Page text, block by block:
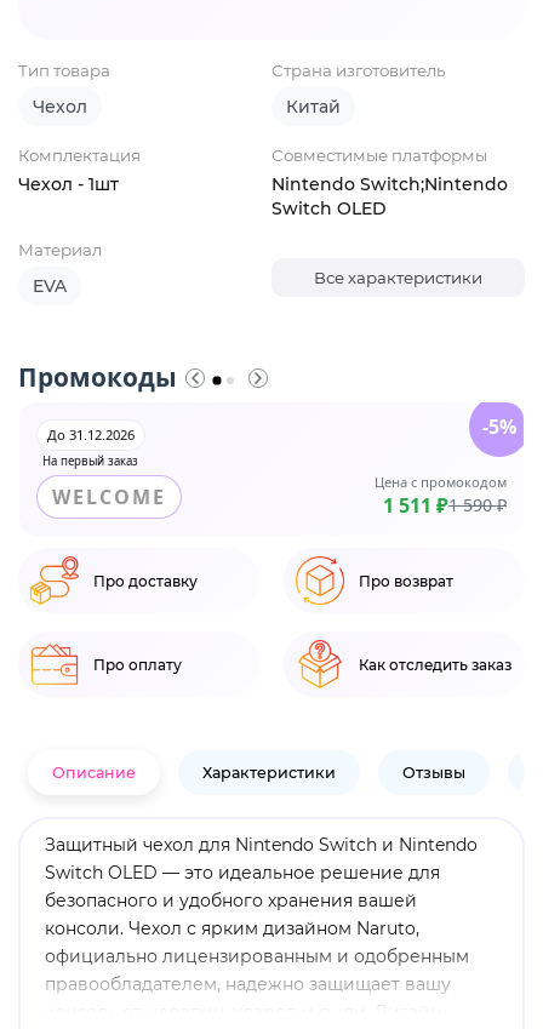
Тип товара
Чехол
Страна изготовитель
Китай
Комплектация
Чехол - 1шт
Совместимые платформы
Nintendo Switch;Nintendo
Switch OLED
Материал
EVA Все характеристики
Промокоды
На первый заказ
До 31.12.2026
WELCOME
Цена с промокодом
1 511 ₽1 590 ₽
-5%
Про доставку Про возврат
Про оплату Как отследить заказ
Описание Характеристики Отзывы
Защитный чехол для Nintendo Switch и Nintendo
Switch OLED — это идеальное решение для
безопасного и удобного хранения вашей
консоли. Чехол с ярким дизайном Naruto,
официально лицензированным и одобренным
правообладателем, надежно защищает вашу
консоль от царапин, ударов и пыли. Дизайн